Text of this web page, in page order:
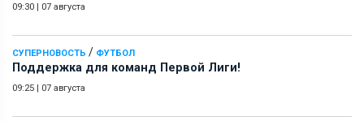
09:30 | 07 августа
СУПЕРНОВОСТЬ / ФУТБОЛ
Поддержка для команд Первой Лиги!
09:25 | 07 августа